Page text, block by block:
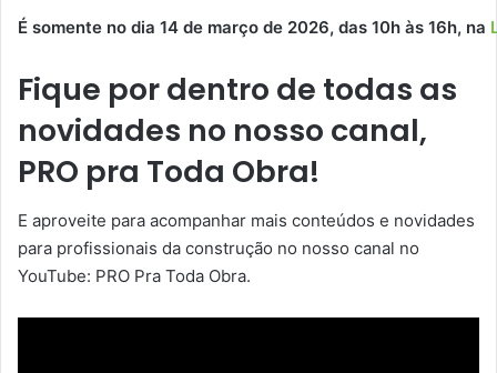
É somente no dia 14 de março de 2026, das 10h às 16h, na
Fique por dentro de todas as
novidades no nosso canal,
PRO pra Toda Obra!
E aproveite para acompanhar mais conteúdos e novidades
para profissionais da construção no nosso canal no
YouTube: PRO Pra Toda Obra.